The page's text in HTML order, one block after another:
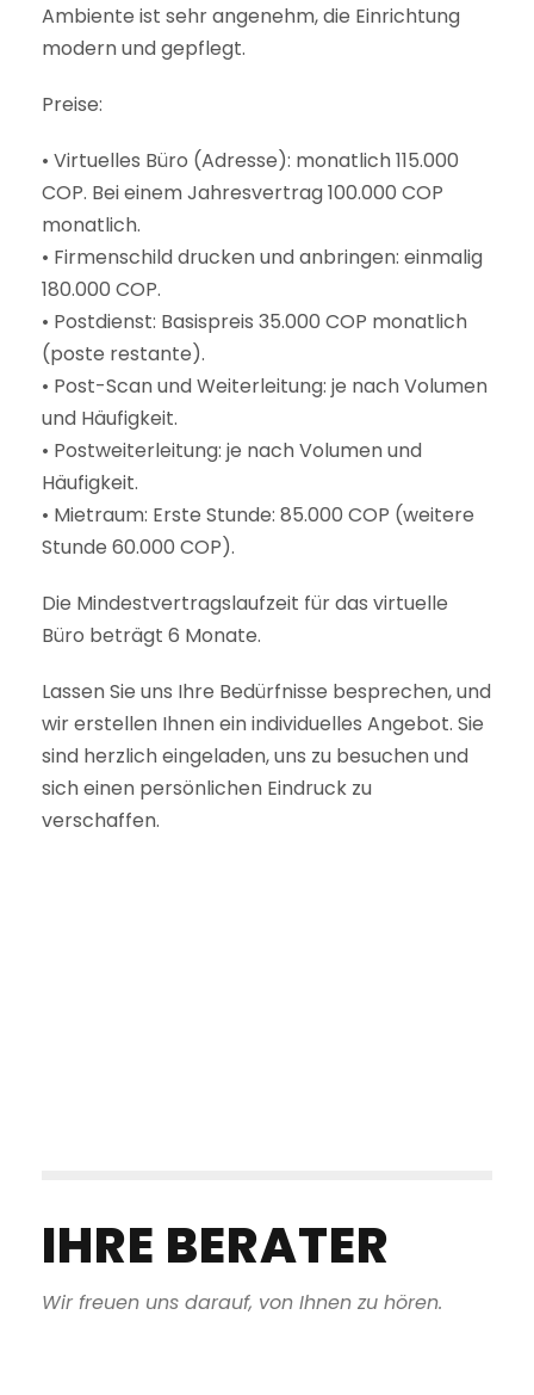
Ambiente ist sehr angenehm, die Einrichtung
modern und gepflegt.
Preise:
• Virtuelles Büro (Adresse): monatlich 115.000
COP. Bei einem Jahresvertrag 100.000 COP
monatlich.
• Firmenschild drucken und anbringen: einmalig
180.000 COP.
• Postdienst: Basispreis 35.000 COP monatlich
(poste restante).
• Post-Scan und Weiterleitung: je nach Volumen
und Häufigkeit.
• Postweiterleitung: je nach Volumen und
Häufigkeit.
• Mietraum: Erste Stunde: 85.000 COP (weitere
Stunde 60.000 COP).
Die Mindestvertragslaufzeit für das virtuelle
Büro beträgt 6 Monate.
Lassen Sie uns Ihre Bedürfnisse besprechen, und
wir erstellen Ihnen ein individuelles Angebot. Sie
sind herzlich eingeladen, uns zu besuchen und
sich einen persönlichen Eindruck zu
verschaffen.
IHRE BERATER
Wir freuen uns darauf, von Ihnen zu hören.